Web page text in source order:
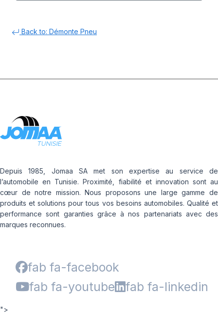
Back to: Démonte Pneu
Depuis 1985, Jomaa SA met son expertise au service de
l’automobile en Tunisie. Proximité, fiabilité et innovation sont au
cœur de notre mission. Nous proposons une large gamme de
produits et solutions pour tous vos besoins automobiles. Qualité et
performance sont garanties grâce à nos partenariats avec des
marques reconnues.
fab fa-facebook
fab fa-youtube
fab fa-linkedin
">